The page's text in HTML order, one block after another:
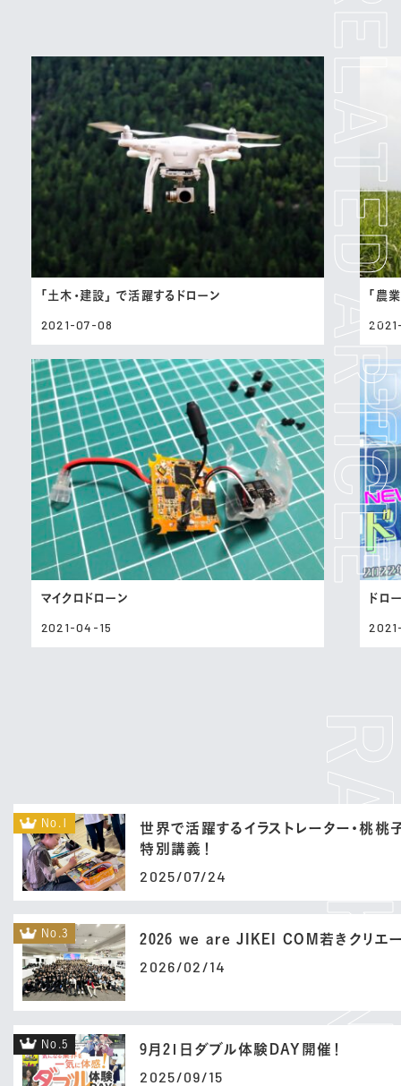
「土木・建設」 で活躍するドローン
2021-07-08
「農
マイクロドローン
2021-04-15
ドロ
No.1
世界で活躍するイラストレーター・桃桃
特別講義！
2025/07/24
No.3 2026 we are JIKEI COM若きクリエ
2026/02/14
No.5 9月21日ダブル体験DAY開催！
2025/09/15